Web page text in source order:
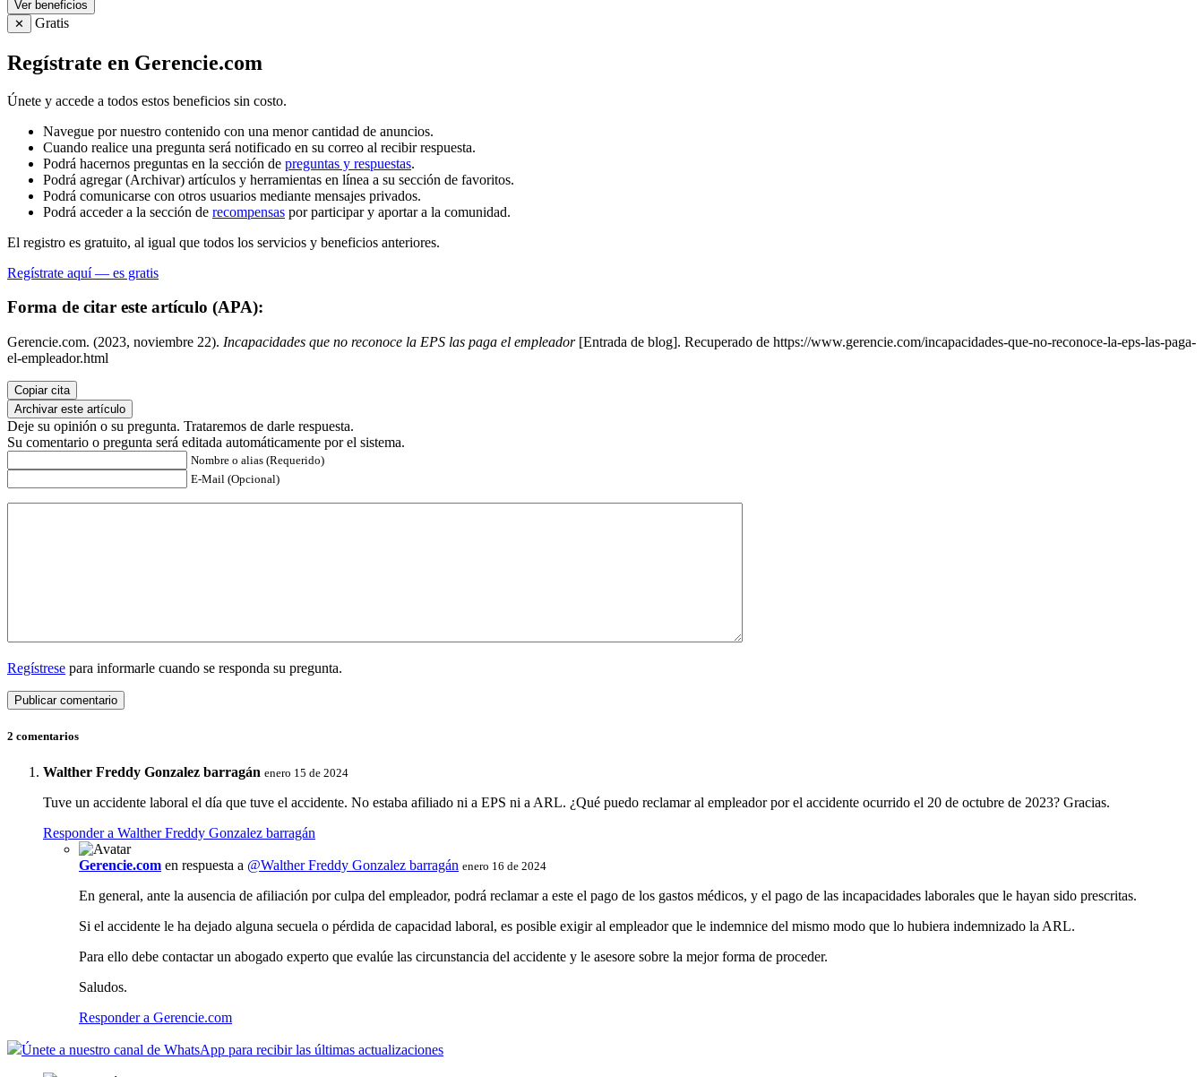
Ver beneficios
✕
Gratis
Regístrate en Gerencie.com
Únete y accede a todos estos beneficios sin costo.
Navegue por nuestro contenido con una menor cantidad de anuncios.
Cuando realice una pregunta será notificado en su correo al recibir respuesta.
Podrá hacernos preguntas en la sección de preguntas y respuestas.
Podrá agregar (Archivar) artículos y herramientas en línea a su sección de favoritos.
Podrá comunicarse con otros usuarios mediante mensajes privados.
Podrá acceder a la sección de recompensas por participar y aportar a la comunidad.
El registro es gratuito, al igual que todos los servicios y beneficios anteriores.
Regístrate aquí — es gratis
Forma de citar este artículo (APA):
Gerencie.com. (2023, noviembre 22). Incapacidades que no reconoce la EPS las paga el empleador[Entrada de blog]. Recuperado de https://www.gerencie.com/incapacidades-que-no-reconoce-la-eps-las-paga-
el-empleador.html
Copiar cita
Archivar este artículo
Deje su opinión o su pregunta. Trataremos de darle respuesta.
Su comentario o pregunta será editada automáticamente por el sistema.
Nombre o alias (Requerido)
E-Mail (Opcional)
Regístrese para informarle cuando se responda su pregunta.
2 comentarios
Walther Freddy Gonzalez barragán enero 15 de 2024
Tuve un accidente laboral el día que tuve el accidente. No estaba afiliado ni a EPS ni a ARL. ¿Qué puedo reclamar al empleador por el accidente ocurrido el 20 de octubre de 2023? Gracias.
Responder a Walther Freddy Gonzalez barragán
Gerencie.com en respuesta a @Walther Freddy Gonzalez barragán enero 16 de 2024
En general, ante la ausencia de afiliación por culpa del empleador, podrá reclamar a este el pago de los gastos médicos, y el pago de las incapacidades laborales que le hayan sido prescritas.
Si el accidente le ha dejado alguna secuela o pérdida de capacidad laboral, es posible exigir al empleador que le indemnice del mismo modo que lo hubiera indemnizado la ARL.
Para ello debe contactar un abogado experto que evalúe las circunstancia del accidente y le asesore sobre la mejor forma de proceder.
Saludos.
Responder a Gerencie.com
Únete a nuestro canal de WhatsApp para recibir las últimas actualizaciones